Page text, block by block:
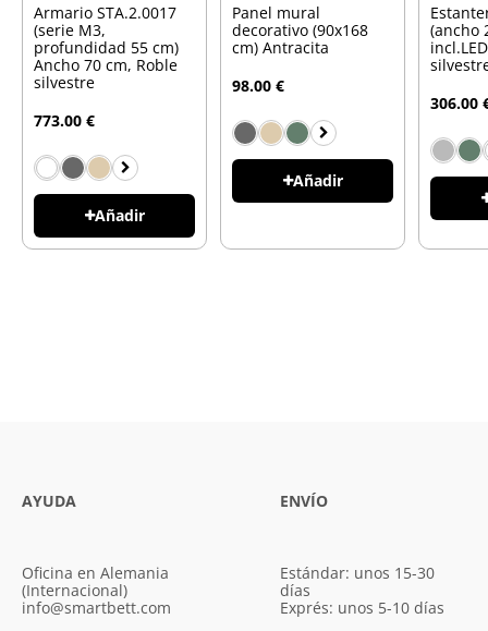
Armario STA.2.0017
(serie M3,
profundidad 55 cm)
Ancho 70 cm, Roble
silvestre
773.00 €
Añadir
Panel mural
decorativo (90x168
cm) Antracita
98.00 €
Añadir
(ancho
306.00
AYUDA
Oficina en Alemania
(Internacional)
info@smartbett.com
ENVÍO
Estándar: unos 15-30
días
Exprés: unos 5-10 días